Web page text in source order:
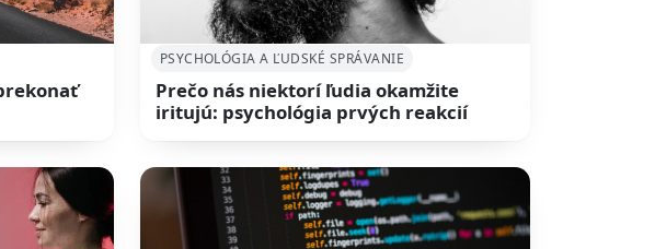
PSYCHOLÓGIA A ĽUDSKÉ SPRÁVANIE
Prečo nás niektorí ľudia okamžite
iritujú: psychológia prvých reakcií